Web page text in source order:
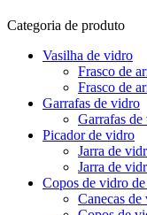
Categoria de produto
Vasilha de vidro
Frasco de
Frasco de
Garrafas de vidro
Garrafas
Picador de vidro
Jarra de
Jarra de
Copos de vidro
Canecas